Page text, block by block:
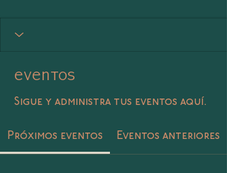
Eventos
Sigue y administra tus eventos aquí.
Próximos eventos Eventos anteriores